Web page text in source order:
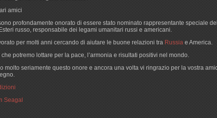
amici
profondamente onorato di essere stato nominato rappresentante speciale
russo, responsabile dei legami umanitari russi e americani.
per molti anni cercando di aiutare le buone relazioni tra Russia e America.
potremo lottare per la pace, l’armonia e risultati positivi nel mondo.
molto seriamente questo onore e ancora una volta vi ringrazio per la vostra
Seagal